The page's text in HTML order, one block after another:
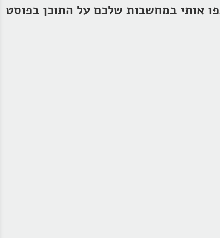
אותי במחשבות שלכם על התוכן בפוסט